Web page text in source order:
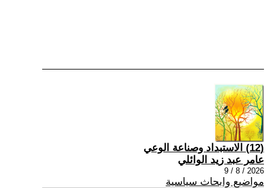
(12) الاستبداد وصناعة الوعي
عامر عبد زيد الوائلي
2026 / 8 / 9
مواضيع وابحاث سياسية